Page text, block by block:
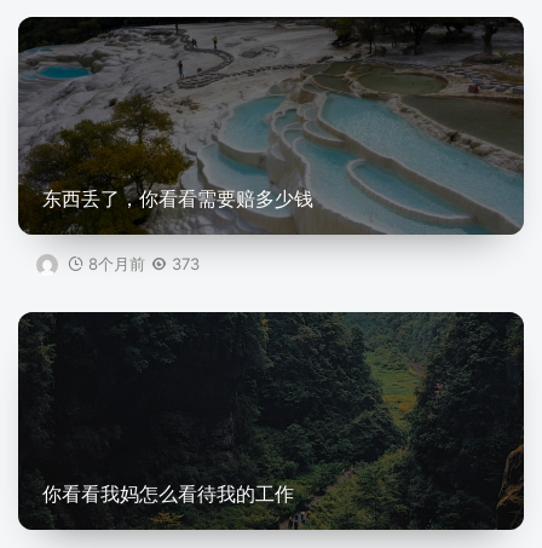
东西丢了，你看看需要赔多少钱
8个月前 373
你看看我妈怎么看待我的工作